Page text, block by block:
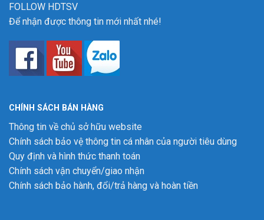
FOLLOW HDTSV
Để nhận được thông tin mới nhất nhé!
CHÍNH SÁCH BÁN HÀNG
Thông tin về chủ sở hữu website
Chính sách bảo vệ thông tin cá nhân của người tiêu dùng
Quy định và hình thức thanh toán
Chính sách vận chuyển/giao nhận
Chính sách bảo hành, đổi/trả hàng và hoàn tiền